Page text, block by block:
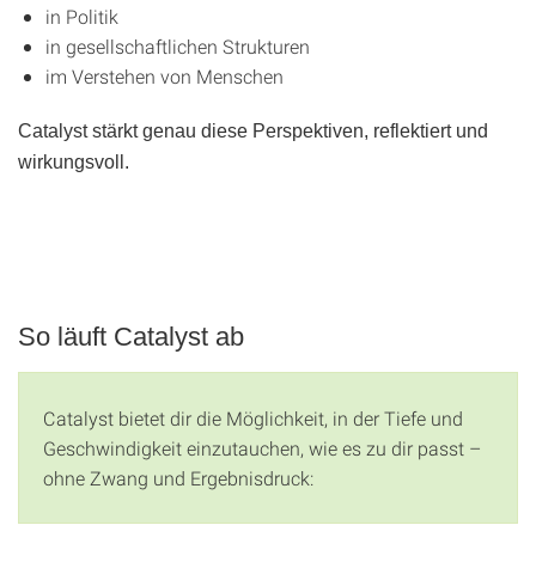
in Politik
in gesellschaftlichen Strukturen
im Verstehen von Menschen
Catalyst stärkt genau diese Perspektiven, reflektiert und
wirkungsvoll.
So läuft Catalyst ab
Catalyst bietet dir die Möglichkeit, in der Tiefe und
Geschwindigkeit einzutauchen, wie es zu dir passt –
ohne Zwang und Ergebnisdruck: